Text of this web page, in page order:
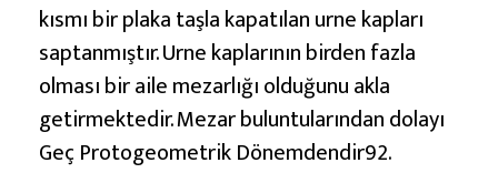
kısmı bir plaka taşla kapatılan urne kapları
saptanmıştır. Urne kaplarının birden fazla
olması bir aile mezarlığı olduğunu akla
getirmektedir. Mezar buluntularından dolayı
Geç Protogeometrik Dönemdendir92.